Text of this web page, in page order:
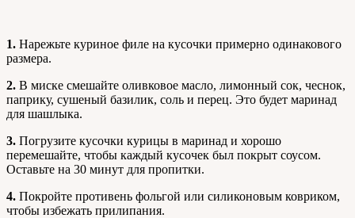
1. Нарежьте куриное филе на кусочки примерно одинакового
размера.
2. В миске смешайте оливковое масло, лимонный сок, чеснок,
паприку, сушеный базилик, соль и перец. Это будет маринад
для шашлыка.
3. Погрузите кусочки курицы в маринад и хорошо
перемешайте, чтобы каждый кусочек был покрыт соусом.
Оставьте на 30 минут для пропитки.
4. Покройте противень фольгой или силиконовым ковриком,
чтобы избежать прилипания.